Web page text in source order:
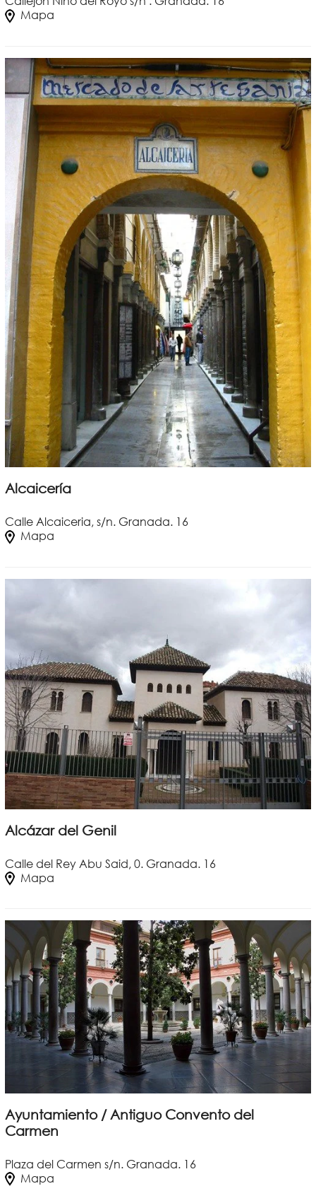
Mapa
Alcaicería
Calle Alcaiceria, s/n. Granada. 16
Mapa
Alcázar del Genil
Calle del Rey Abu Said, 0. Granada. 16
Mapa
Ayuntamiento / Antiguo Convento del
Carmen
Plaza del Carmen s/n. Granada. 16
Mapa